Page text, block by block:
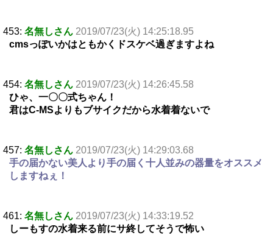
453: 名無しさん 2019/07/23(火) 14:25:18.95
cmsっぽいかはともかくドスケベ過ぎますよね
454: 名無しさん 2019/07/23(火) 14:26:45.58
ひゃ、一〇〇式ちゃん！
君はC-MSよりもブサイクだから水着着ないで
457: 名無しさん 2019/07/23(火) 14:29:03.68
手の届かない美人より手の届く十人並みの器量をオススメ
しますねぇ！
461: 名無しさん 2019/07/23(火) 14:33:19.52
しーもすの水着来る前にサ終してそうで怖い